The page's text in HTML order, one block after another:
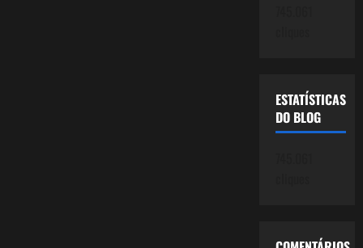
ESTATÍSTICAS
DO BLOG